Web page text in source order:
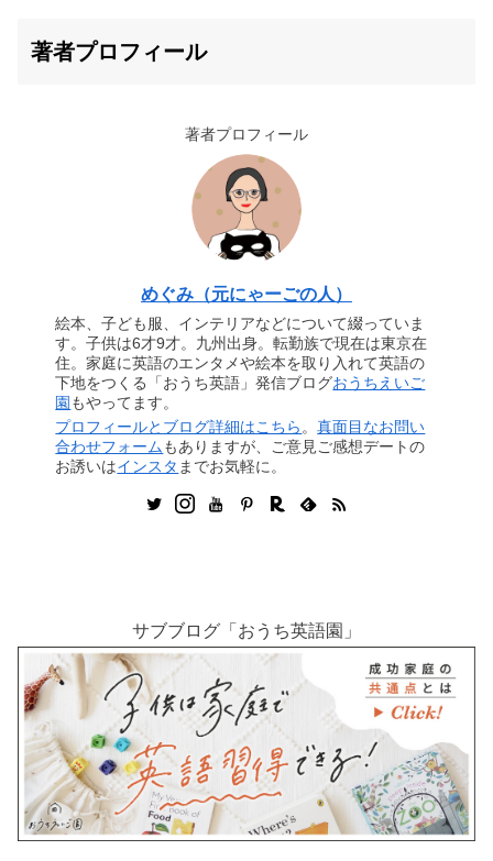
著者プロフィール
著者プロフィール
めぐみ（元にゃーごの人）
絵本、子ども服、インテリアなどについて綴っていま
す。子供は6才9才。九州出身。転勤族で現在は東京在
住。家庭に英語のエンタメや絵本を取り入れて英語の
下地をつくる「おうち英語」発信ブログおうちえいご
園 もやってます。
プロフィールとブログ詳細はこちら 。真面目なお問い
合わせフォームもありますが、ご意見ご感想デートの
お誘いはインスタ までお気軽に。
サブブログ「おうち英語園」